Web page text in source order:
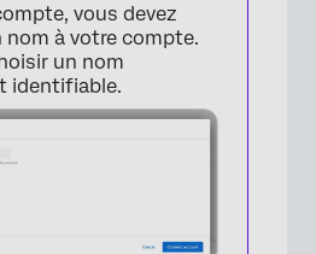
vous devez
nom à votre compte.
un nom
identifiable.